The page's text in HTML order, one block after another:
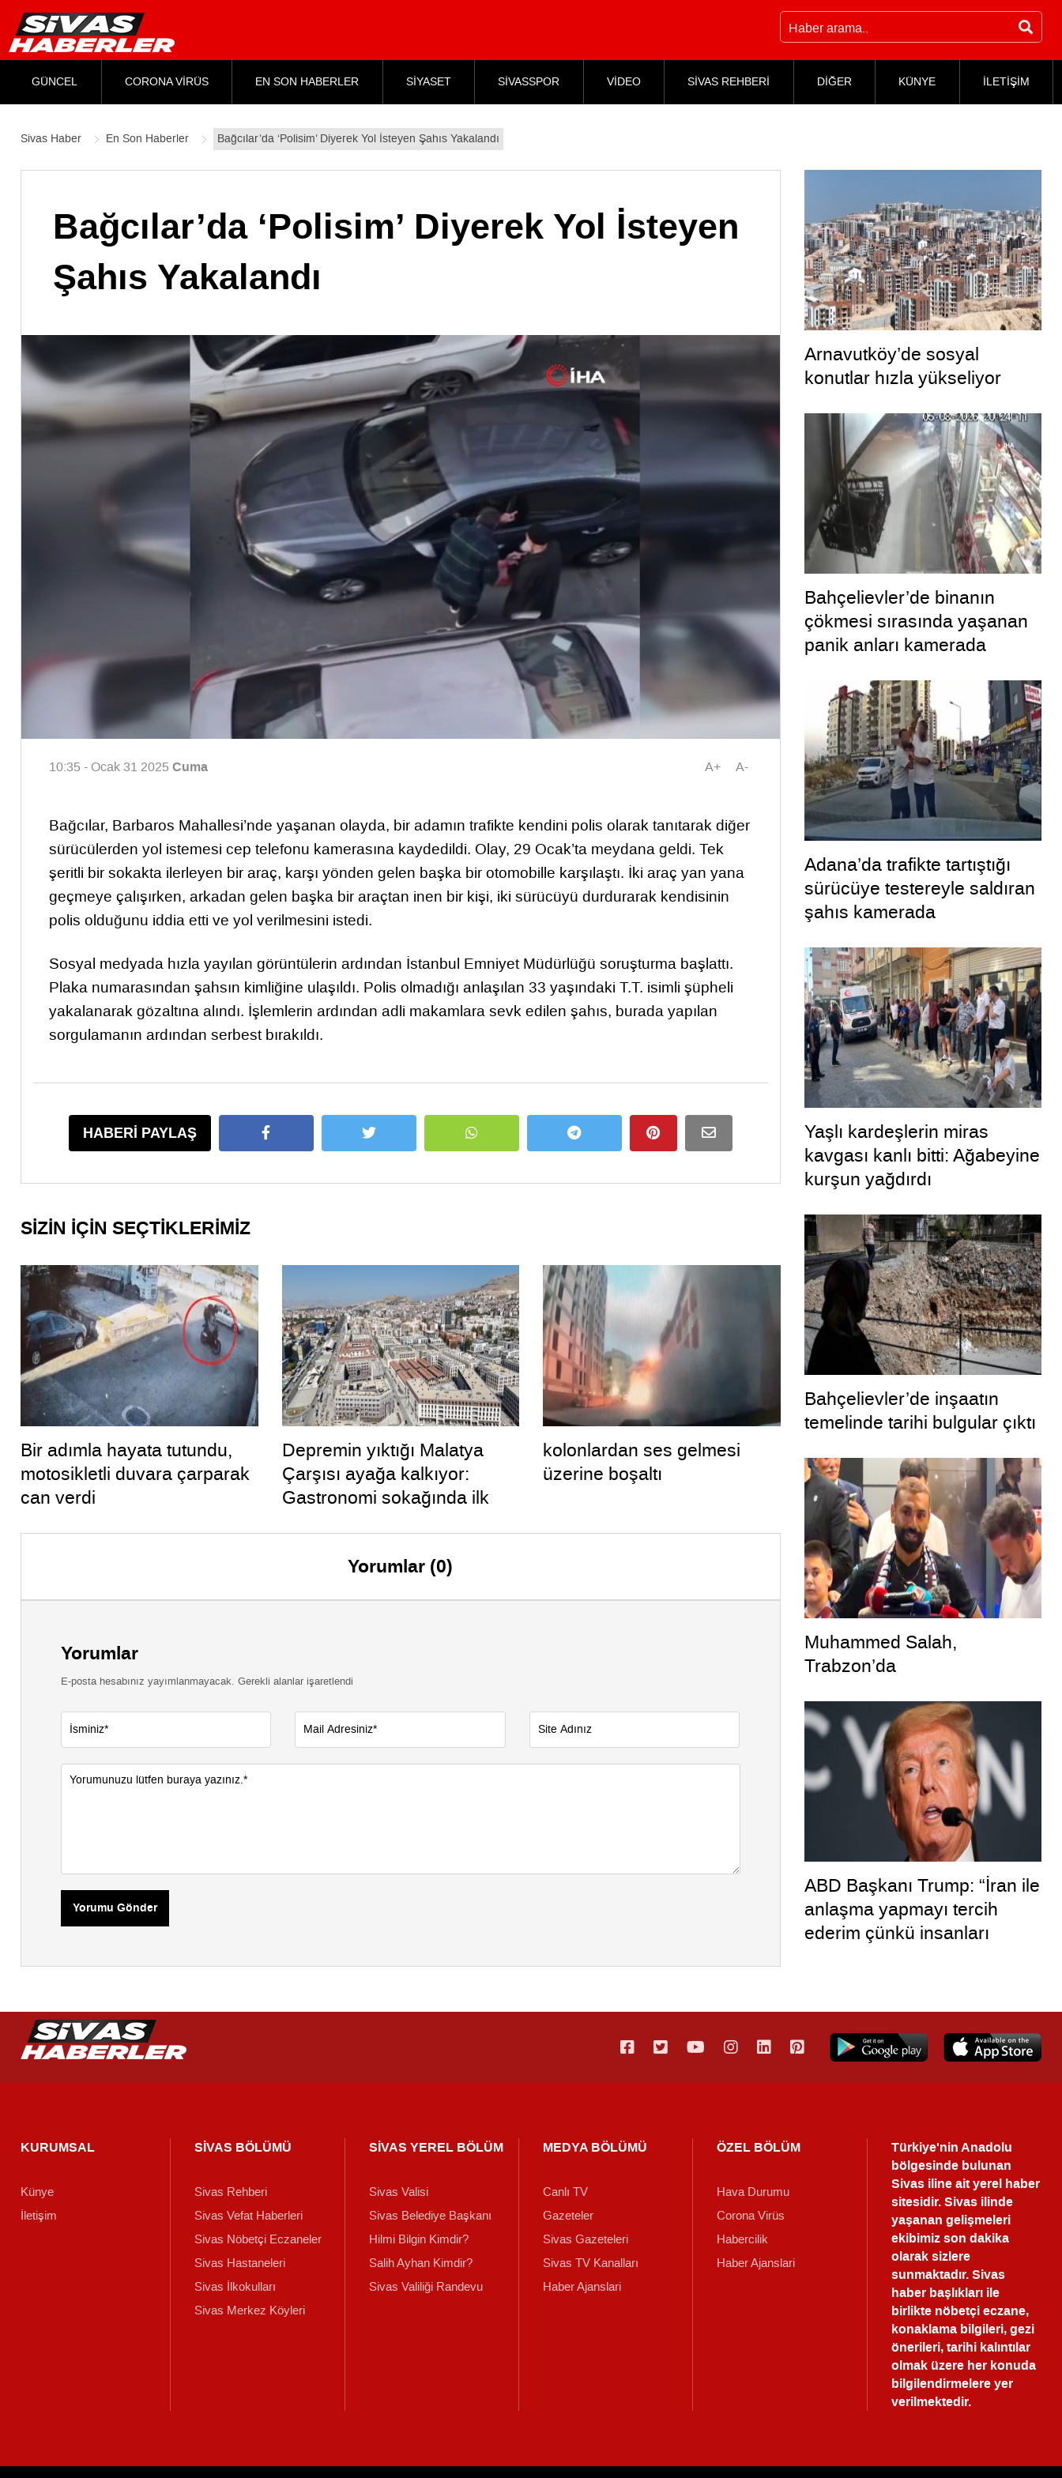
GÜNCEL CORONA VİRÜS EN SON HABERLER SİYASET SİVASSPOR VİDEO SİVAS REHBERİ DİĞER KÜNYE İLETİŞİM
Sivas Haber En Son Haberler Bağcılar’da ‘Polisim’ Diyerek Yol İsteyen Şahıs Yakalandı
Bağcılar’da ‘Polisim’ Diyerek Yol İsteyen
Şahıs Yakalandı
10:35 - Ocak 31 2025Cuma A+ A-
Bağcılar, Barbaros Mahallesi’nde yaşanan olayda, bir adamın trafikte kendini polis olarak tanıtarak diğer
sürücülerden yol istemesi cep telefonu kamerasına kaydedildi. Olay, 29 Ocak’ta meydana geldi. Tek
şeritli bir sokakta ilerleyen bir araç, karşı yönden gelen başka bir otomobille karşılaştı. İki araç yan yana
geçmeye çalışırken, arkadan gelen başka bir araçtan inen bir kişi, iki sürücüyü durdurarak kendisinin
polis olduğunu iddia etti ve yol verilmesini istedi.
Sosyal medyada hızla yayılan görüntülerin ardından İstanbul Emniyet Müdürlüğü soruşturma başlattı.
Plaka numarasından şahsın kimliğine ulaşıldı. Polis olmadığı anlaşılan 33 yaşındaki T.T. isimli şüpheli
yakalanarak gözaltına alındı. İşlemlerin ardından adli makamlara sevk edilen şahıs, burada yapılan
sorgulamanın ardından serbest bırakıldı.
HABERİ PAYLAŞ
SİZİN İÇİN SEÇTİKLERİMİZ
Bir adımla hayata tutundu,
motosikletli duvara çarparak
can verdi
Depremin yıktığı Malatya
Çarşısı ayağa kalkıyor:
Gastronomi sokağında ilk
kolonlardan ses gelmesi
üzerine boşaltı
Yorumlar (0)
Yorumlar
E-posta hesabınız yayımlanmayacak. Gerekli alanlar işaretlendi
Yorumu Gönder
Arnavutköy’de sosyal
konutlar hızla yükseliyor
Bahçelievler’de binanın
çökmesi sırasında yaşanan
panik anları kamerada
Adana’da trafikte tartıştığı
sürücüye testereyle saldıran
şahıs kamerada
Yaşlı kardeşlerin miras
kavgası kanlı bitti: Ağabeyine
kurşun yağdırdı
Bahçelievler’de inşaatın
temelinde tarihi bulgular çıktı
Muhammed Salah,
Trabzon’da
ABD Başkanı Trump: “İran ile
anlaşma yapmayı tercih
ederim çünkü insanları
KURUMSAL
Künye
İletişim
SİVAS BÖLÜMÜ
Sivas Rehberi
Sivas Vefat Haberleri
Sivas Nöbetçi Eczaneler
Sivas Hastaneleri
Sivas İlkokulları
Sivas Merkez Köyleri
SİVAS YEREL BÖLÜM
Sivas Valisi
Sivas Belediye Başkanı
Hilmi Bilgin Kimdir?
Salih Ayhan Kimdir?
Sivas Valiliği Randevu
MEDYA BÖLÜMÜ
Canlı TV
Gazeteler
Sivas Gazeteleri
Sivas TV Kanalları
Haber Ajanslari
ÖZEL BÖLÜM
Hava Durumu
Corona Virüs
Habercilik
Haber Ajanslari
Türkiye'nin Anadolu
bölgesinde bulunan
Sivas iline ait yerel haber
sitesidir. Sivas ilinde
yaşanan gelişmeleri
ekibimiz son dakika
olarak sizlere
sunmaktadır.Sivas
haberbaşlıkları ile
birlikte nöbetçi eczane,
konaklama bilgileri, gezi
önerileri, tarihi kalıntılar
olmak üzere her konuda
bilgilendirmelere yer
verilmektedir.